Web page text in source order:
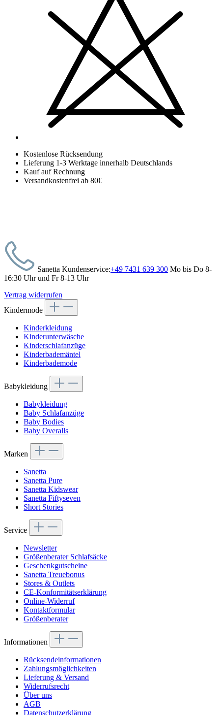
Kostenlose Rücksendung
Lieferung 1-3 Werktage innerhalb Deutschlands
Kauf auf Rechnung
Versandkostenfrei ab 80€
Sanetta Kundenservice:+49 7431 639 300 Mo bis Do 8-
16:30 Uhr und Fr 8-13 Uhr
Vertrag widerrufen
Kindermode
Kinderkleidung
Kinderunterwäsche
Kinderschlafanzüge
Kinderbademäntel
Kinderbademode
Babykleidung
Babykleidung
Baby Schlafanzüge
Baby Bodies
Baby Overalls
Marken
Sanetta
Sanetta Pure
Sanetta Kidswear
Sanetta Fiftyseven
Short Stories
Service
Newsletter
Größenberater Schlafsäcke
Geschenkgutscheine
Sanetta Treuebonus
Stores & Outlets
CE-Konformitätserklärung
Online-Widerruf
Kontaktformular
Größenberater
Informationen
Rücksendeinformationen
Zahlungsmöglichkeiten
Lieferung & Versand
Widerrufsrecht
Über uns
AGB
Datenschutzerklärung